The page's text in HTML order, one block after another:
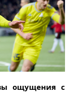
ощущения с